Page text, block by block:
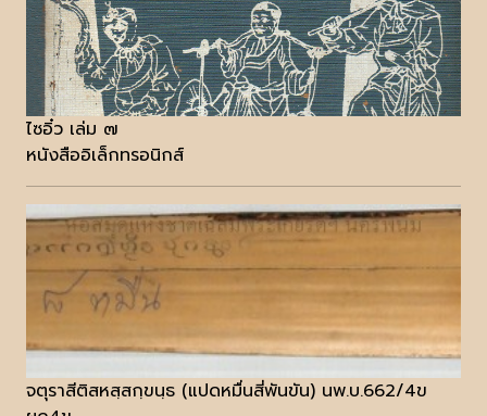
ไซอิ๋ว เล่ม ๗
หนังสืออิเล็กทรอนิกส์
จตุราสีติสหสฺสกฺขนฺธ (แปดหมื่นสี่พันขัน) นพ.บ.662/4ข